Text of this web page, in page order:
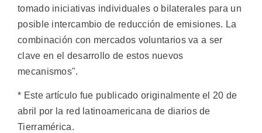
tomado iniciativas individuales o bilaterales para un
posible intercambio de reducción de emisiones. La
combinación con mercados voluntarios va a ser
clave en el desarrollo de estos nuevos
mecanismos".
* Este artículo fue publicado originalmente el 20 de
abril por la red latinoamericana de diarios de
Tierramérica.